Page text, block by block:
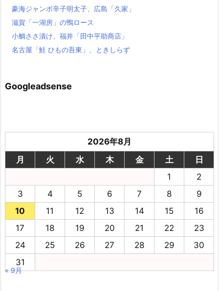
豪海ジャンボ辛子明太子、広島「久家」
滋賀「一湖房」の鴨ロース
小鯛ささ漬け、福井「田中平助商店」
名古屋「鮭 ひもの吾東」、ときしらず
Googleadsense
2026年8月
月
火 水 木 金 土
日
1
2
3
4 5 6 7 8
9
10
11 12 13 14 15
16
17
18 19 20 21 22
23
24
25 26 27 28 29
30
31
« 9月